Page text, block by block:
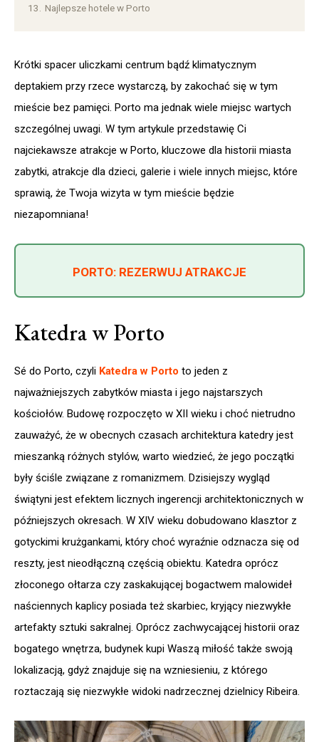
13.
Najlepsze hotele w Porto
Krótki spacer uliczkami centrum bądź klimatycznym
deptakiem przy rzece wystarczą, by zakochać się w tym
mieście bez pamięci. Porto ma jednak wiele miejsc wartych
szczególnej uwagi. W tym artykule przedstawię Ci
najciekawsze atrakcje w Porto, kluczowe dla historii miasta
zabytki, atrakcje dla dzieci, galerie i wiele innych miejsc, które
sprawią, że Twoja wizyta w tym mieście będzie
niezapomniana!
PORTO: REZERWUJ ATRAKCJE
Katedra w Porto
Sé do Porto, czyli Katedra w Porto to jeden z
najważniejszych zabytków miasta i jego najstarszych
kościołów. Budowę rozpoczęto w XII wieku i choć nietrudno
zauważyć, że w obecnych czasach architektura katedry jest
mieszanką różnych stylów, warto wiedzieć, że jego początki
były ściśle związane z romanizmem. Dzisiejszy wygląd
świątyni jest efektem licznych ingerencji architektonicznych w
późniejszych okresach. W XIV wieku dobudowano klasztor z
gotyckimi krużgankami, który choć wyraźnie odznacza się od
reszty, jest nieodłączną częścią obiektu. Katedra oprócz
złoconego ołtarza czy zaskakującej bogactwem malowideł
naściennych kaplicy posiada też skarbiec, kryjący niezwykłe
artefakty sztuki sakralnej. Oprócz zachwycającej historii oraz
bogatego wnętrza, budynek kupi Waszą miłość także swoją
lokalizacją, gdyż znajduje się na wzniesieniu, z którego
roztaczają się niezwykłe widoki nadrzecznej dzielnicy Ribeira.